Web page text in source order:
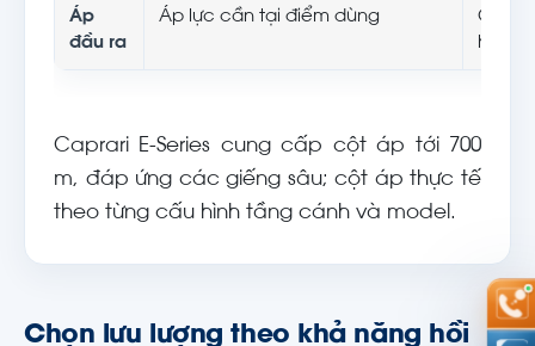
Áp
đầu ra
Áp lực cần tại điểm dùng
Cao
hệ
Caprari E-Series cung cấp cột áp tới 700
m, đáp ứng các giếng sâu; cột áp thực tế
theo từng cấu hình tầng cánh và model.
Chọn lưu lượng theo khả năng hồi